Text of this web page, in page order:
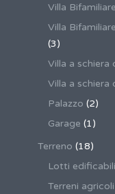
Villa Bifamiliare
Villa
(3)
Villa a schiera
Villa a schiera
Palazzo (2)
Garage (1)
Terreno (18)
Lotti edificabili
Terreni agricoli